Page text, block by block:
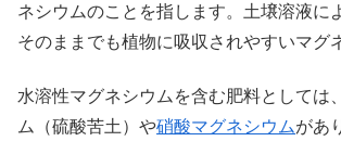
ネシウムのことを指します。土壌溶液に
そのままでも植物に吸収されやすいマグ
水溶性マグネシウムを含む肥料としては
ム（硫酸苦土）や硝酸マグネシウムがあ